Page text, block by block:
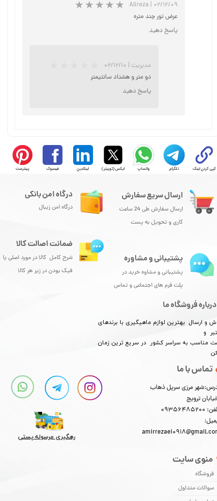
★★★★ ★
★★★★★
★★
Alireza | ۰۲/۱۲/۰۹
عرض تور چند متره
پاسخ دهید
مدیریت | ۰۲/۱۲/۱۰
دو متر و هشتاد سانتیمتر
پاسخ دهید
کپی کردن لینک تلگرام واتساپ ایکس (توییتر) لینکدین فیسبوک پینترست
ارسال سریع سفارش
ارسال سفارش طی 24 ساعت
کاری و تحویل به پست
درباره فروشگاه ما
و ارسال بهترین لوازم ماهیگیری با برندهای
و
مناسب به سراسر کشور در سریع ترین زمان
منوی سایت
فروشگاه
سوالات متداول
تماس با ما
مرزی سرپل ذهاب
ترویج
درگاه امن بانکی
درگاه امن زیبال
پشتیبانی و مشاوره
پشتیبانی و مشاوه خرید در
پلت فرم های اجتماعی و تماس
ضمانت اصالت کالا
شرح کامل کالا در مورد اصلی یا
فیک بودن در زیر هر کالا
رهگیری مرسوله پستی​​​​​​​